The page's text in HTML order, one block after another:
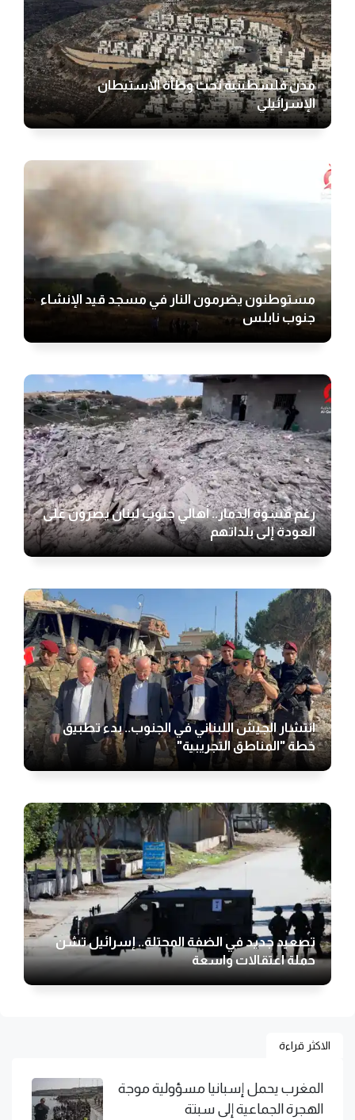
مدن فلسطينية تحت وطأة الاستيطان
الإسرائيلي
مستوطنون يضرمون النار في مسجد قيد الإنشاء
جنوب نابلس
رغم قسوة الدمار.. أهالي جنوب لبنان يصرون على
العودة إلى بلداتهم
انتشار الجيش اللبناني في الجنوب.. بدء تطبيق
خطة "المناطق التجريبية"
تصعيد جديد في الضفة المحتلة.. إسرائيل تشن
حملة اعتقالات واسعة
الاكثر قراءة
المغرب يحمل إسبانيا مسؤولية موجة
الهجرة الجماعية إلى سبتة